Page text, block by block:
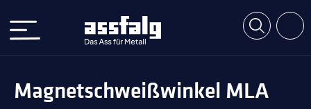
Magnetschweißwinkel MLA